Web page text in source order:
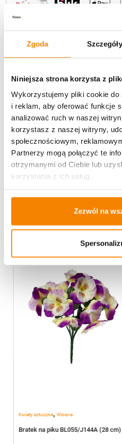
Zgoda Szczegóły
Niniejsza strona korzysta z
Wykorzystujemy pliki cookie do
i reklam, aby oferować funkcje
analizować ruch w naszej
korzystasz z naszej witryny,
społecznościowym,
Partnerzy mogą połączyć te
otrzymanymi od Ciebie lub
korzystania z ich usług.
Zezwól na
hurtowniiPrzejdź do hurtowni
Opis produktu
Specyfikacja
Opinie klientów
Więcej z kategorii Kwiaty
Kwiaty sztuczne, Wiosna
Bratek na piku BL055/J144A (28 cm)